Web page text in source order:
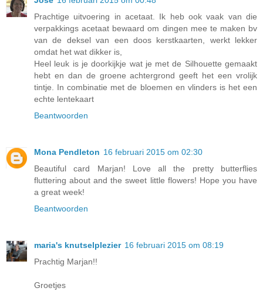
Prachtige uitvoering in acetaat. Ik heb ook vaak van die
verpakkings acetaat bewaard om dingen mee te maken bv
van de deksel van een doos kerstkaarten, werkt lekker
omdat het wat dikker is,
Heel leuk is je doorkijkje wat je met de Silhouette gemaakt
hebt en dan de groene achtergrond geeft het een vrolijk
tintje. In combinatie met de bloemen en vlinders is het een
echte lentekaart
Beantwoorden
Mona Pendleton 16 februari 2015 om 02:30
Beautiful card Marjan! Love all the pretty butterflies
fluttering about and the sweet little flowers! Hope you have
a great week!
Beantwoorden
maria's knutselplezier 16 februari 2015 om 08:19
Prachtig Marjan!!
Groetjes